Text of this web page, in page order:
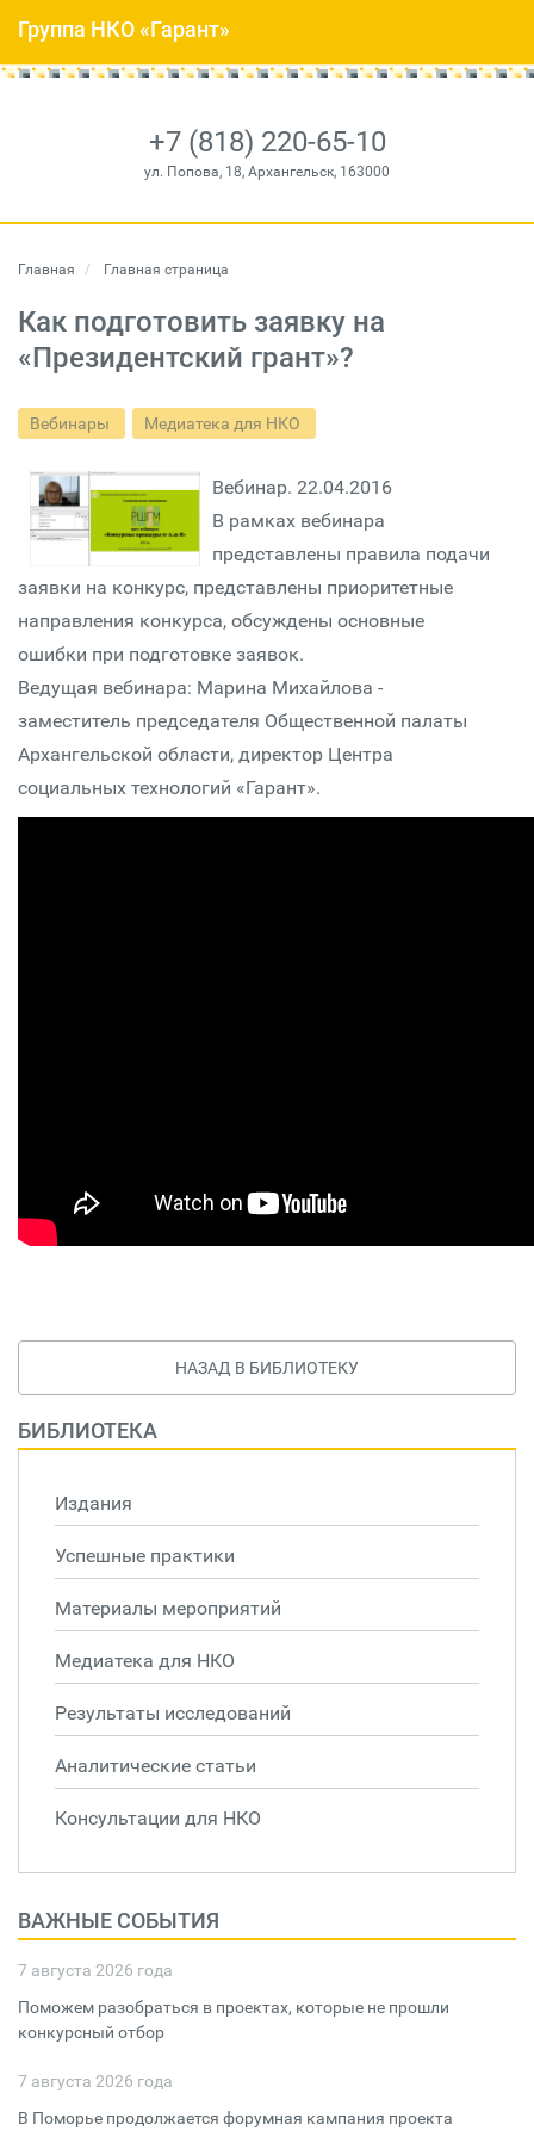
+7 (818) 220-65-10
ул. Попова, 18, Архангельск, 163000
Группа НКО «Гарант»
Главная Главная страница
Как подготовить заявку на
«Президентский грант»?
Вебинары Медиатека для НКО
Вебинар. 22.04.2016
В рамках вебинара
представлены правила подачи
заявки на конкурс, представлены приоритетные
направления конкурса, обсуждены основные
ошибки при подготовке заявок.
Ведущая вебинара: Марина Михайлова -
заместитель председателя Общественной палаты
Архангельской области, директор Центра
социальных технологий «Гарант».
НАЗАД В БИБЛИОТЕКУ
БИБЛИОТЕКА
Издания
Успешные практики
Материалы мероприятий
Медиатека для НКО
Результаты исследований
Аналитические статьи
Консультации для НКО
ВАЖНЫЕ СОБЫТИЯ
7 августа 2026 года
Поможем разобраться в проектах, которые не прошли
конкурсный отбор
7 августа 2026 года
В Поморье продолжается форумная кампания проекта